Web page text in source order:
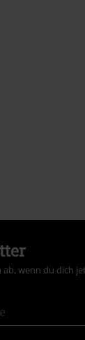
ab, wenn du dich